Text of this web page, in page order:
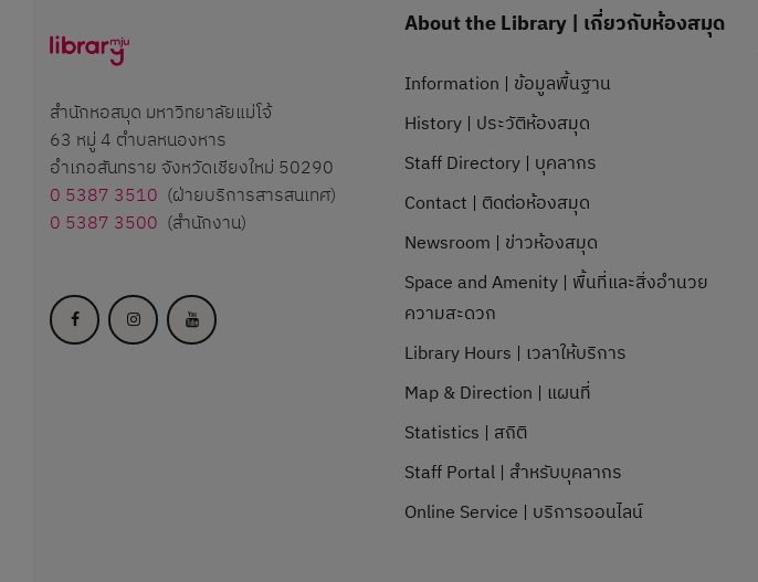
สำนักหอสมุด มหาวิทยาลัยแม่โจ้
63 หมู่ 4 ตำบลหนองหาร
อำเภอสันทราย จังหวัดเชียงใหม่ 50290
0 5387 3510 (ฝ่ายบริการสารสนเทศ)
0 5387 3500 (สำนักงาน)
About the Library | เกี่ยวกับห้องสมุด
Information | ข้อมูลพื้นฐาน
History | ประวัติห้องสมุด
Staff Directory | บุคลากร
Contact | ติดต่อห้องสมุด
Newsroom | ข่าวห้องสมุด
Space and Amenity | พื้นที่และสิ่งอำนวย
ความสะดวก
Library Hours | เวลาให้บริการ
Map & Direction | แผนที่
Statistics | สถิติ
Staff Portal | สำหรับบุคลากร
Online Service | บริการออนไลน์